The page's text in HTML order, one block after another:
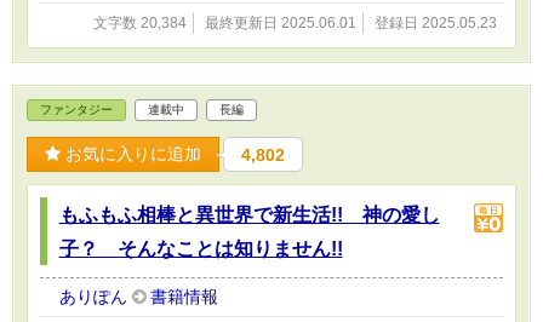
守られ、森で新たな生活を始めたカティア。やがてその穏やかな
日々の中で、彼女の中に眠る本当の力が目を覚まし始める。 優
文字数 20,384 最終更新日 2025.06.01 登録日 2025.05.23
ファンタジー 連載中 長編
お気に入りに追加 4,802
もふもふ相棒と異世界で新生活!! 神の愛し
子？ そんなことは知りません!!
ありぽん 書籍情報